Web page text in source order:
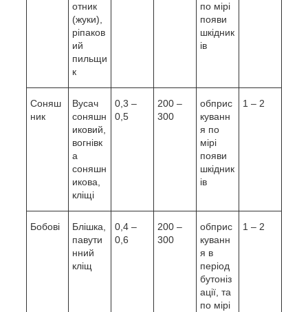
отник
(жуки),
ріпаков
ий
пильщи
к
по мірі
появи
шкідник
ів
Соняш
ник
Вусач
соняшн
иковий,
вогнівк
а
соняшн
икова,
кліщі
0,3 –
0,5
200 –
300
обприс
куванн
я по
мірі
появи
шкідник
ів
1 – 2
Бобові
Блішка,
павути
нний
кліщ
0,4 –
0,6
200 –
300
обприс
куванн
я в
період
бутоніз
ації, та
по мірі
1 – 2